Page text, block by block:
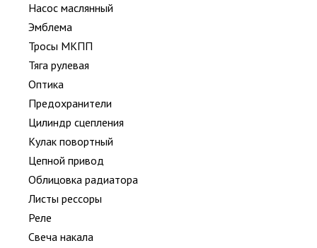
Насос маслянный
Эмблема
Тросы МКПП
Тяга рулевая
Оптика
Предохранители
Цилиндр сцепления
Кулак повортный
Цепной привод
Облицовка радиатора
Листы рессоры
Реле
Свеча накала